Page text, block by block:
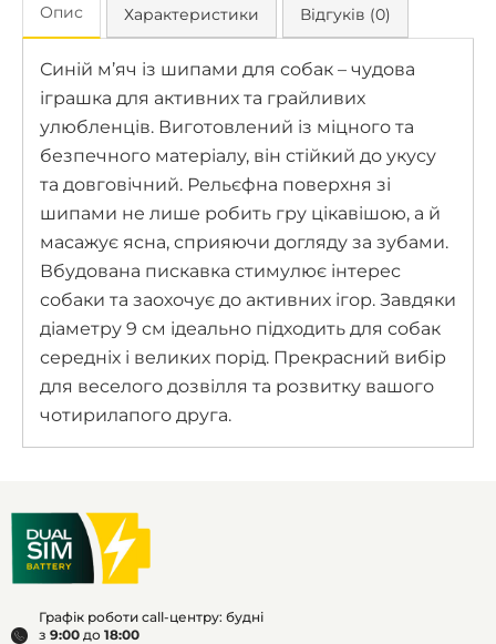
Опис Характеристики Відгуків (0)
Синій м’яч із шипами для собак – чудова
іграшка для активних та грайливих
улюбленців. Виготовлений із міцного та
безпечного матеріалу, він стійкий до укусу
та довговічний. Рельєфна поверхня зі
шипами не лише робить гру цікавішою, а й
масажує ясна, сприяючи догляду за зубами.
Вбудована пискавка стимулює інтерес
собаки та заохочує до активних ігор. Завдяки
діаметру 9 см ідеально підходить для собак
середніх і великих порід. Прекрасний вибір
для веселого дозвілля та розвитку вашого
чотирилапого друга.
Графік роботи call-центру: будні
з 9:00 до 18:00